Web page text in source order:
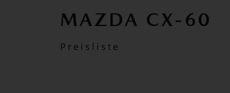
MAZDA CX-60
Preisliste